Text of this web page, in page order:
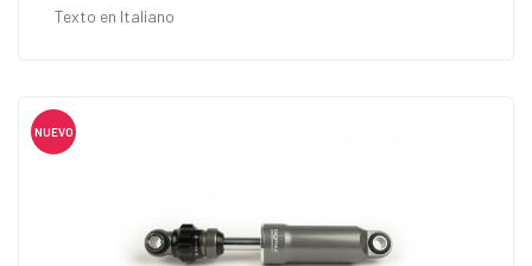
Texto en Italiano
NUEVO